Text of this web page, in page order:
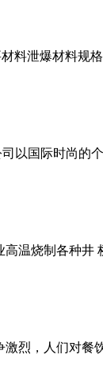
泄爆材料规
以国际时尚的
温烧制各种井
激烈，人们对餐